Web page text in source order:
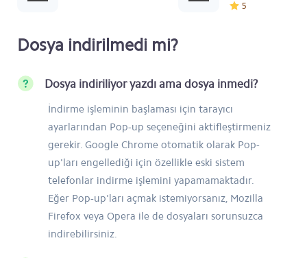
5
Dosya indirilmedi mi?
Dosya indiriliyor yazdı ama dosya inmedi?
İndirme işleminin başlaması için tarayıcı
ayarlarından Pop-up seçeneğini aktifleştirmeniz
gerekir. Google Chrome otomatik olarak Pop-
up'ları engellediği için özellikle eski sistem
telefonlar indirme işlemini yapamamaktadır.
Eğer Pop-up'ları açmak istemiyorsanız, Mozilla
Firefox veya Opera ile de dosyaları sorunsuzca
indirebilirsiniz.